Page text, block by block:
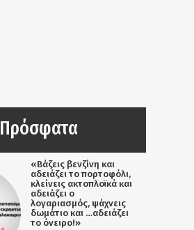
Πρόσφατα
«Βάζεις βενζίνη και
αδειάζει το πορτοφόλι,
κλείνεις ακτοπλοϊκά και
αδειάζει ο
λογαριασμός, ψάχνεις
δωμάτιο και …αδειάζει
το όνειρο!»